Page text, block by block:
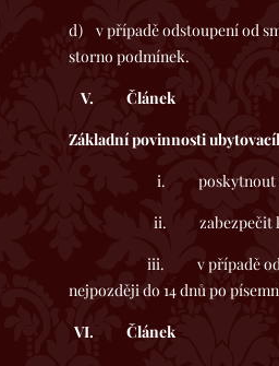
d) v případě odstoupení od
storno podmínek.
V. Článek
Základní povinnosti
i. poskytnout
ii. zabezpečit klientovi
iii. v případě odstoupení
nejpozději do 14 dnů po
VI. Článek